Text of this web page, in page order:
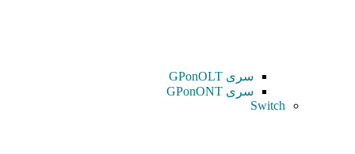
سری GPonOLT
سری GPonONT
Switch